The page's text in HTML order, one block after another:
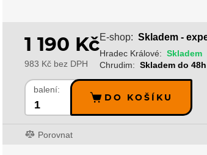
1 190 Kč
983 Kč bez DPH
E-shop: Skladem -
Hradec Králové: Skladem
Chrudim: Skladem do 48h
balení:
DO KOŠÍKU
Porovnat